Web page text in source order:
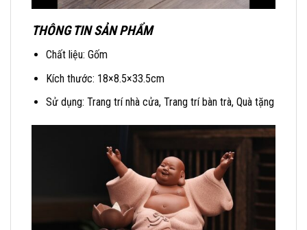
THÔNG TIN SẢN PHẨM
Chất liệu: Gốm
Kích thước: 18×8.5×33.5cm
Sử dụng: Trang trí nhà cửa, Trang trí bàn trà, Quà tặng